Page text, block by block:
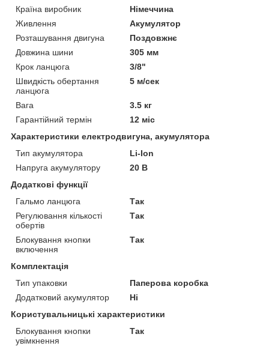
Країна виробник
Німеччина
Живлення
Акумулятор
Розташування двигуна
Поздовжнє
Довжина шини
305 мм
Крок ланцюга
3/8"
Швидкість обертання
ланцюга
5 м/сек
Вага
3.5 кг
Гарантійний термін
12 міс
Характеристики електродвигуна, акумулятора
Тип акумулятора
Li-Ion
Напруга акумулятору
20 В
Додаткові функції
Гальмо ланцюга
Так
Регулювання кількості
обертів
Так
Блокування кнопки
включення
Так
Комплектація
Тип упаковки
Паперова коробка
Додатковий акумулятор
Ні
Користувальницькі характеристики
Блокування кнопки
увімкнення
Так